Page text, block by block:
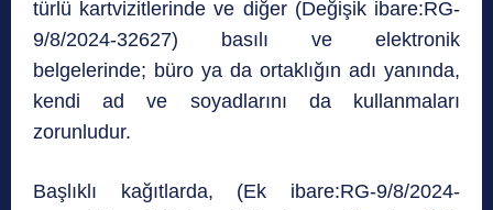
türlü kartvizitlerinde ve diğer (Değişik ibare:RG-
9/8/2024-32627) basılı ve elektronik
belgelerinde; büro ya da ortaklığın adı yanında,
kendi ad ve soyadlarını da kullanmaları
zorunludur.
Başlıklı kağıtlarda, (Ek ibare:RG-9/8/2024-